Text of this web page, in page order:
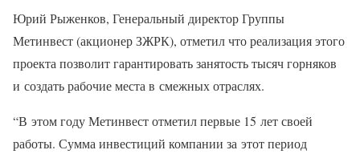
Юрий Рыженков, Генеральный директор Группы
Метинвест (акционер ЗЖРК), отметил что реализация этого
проекта позволит гарантировать занятость тысяч горняков
и создать рабочие места в смежных отраслях.
“В этом году Метинвест отметил первые 15 лет своей
работы. Сумма инвестиций компании за этот период